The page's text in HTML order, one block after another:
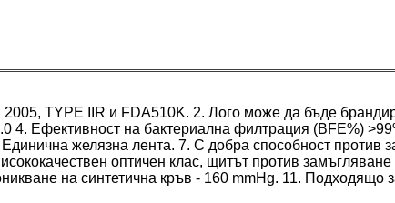
2005, TYPE IIR и FDA510K. 2. Лого може да бъде
Ефективност на бактериална филтрация (BFE%)
желязна лента. 7. С добра способност против
оптичен клас, щитът против
на синтетична кръв - 160 mmHg. 11.